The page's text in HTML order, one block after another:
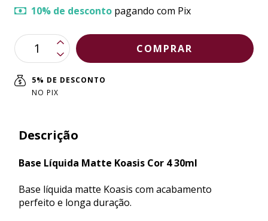
10% de desconto pagando com Pix
5% DE DESCONTO
NO PIX
Descrição
Base Líquida Matte Koasis Cor 4 30ml
Base líquida matte Koasis com acabamento
perfeito e longa duração.